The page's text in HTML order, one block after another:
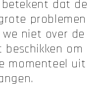
dat de
problemen
niet over de
om
momenteel uit